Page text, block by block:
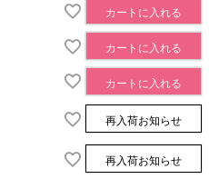
カートに入れる
カートに入れる
カートに入れる
再入荷お知らせ
再入荷お知らせ